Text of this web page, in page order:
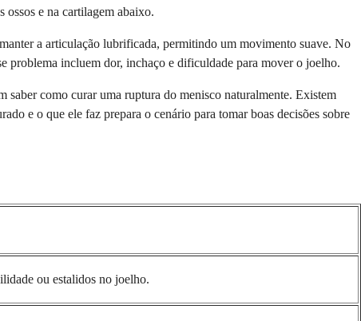
ossos e na cartilagem abaixo.
a articulação lubrificada, permitindo um movimento suave. No
problema incluem dor, inchaço e dificuldade para mover o joelho.
saber como curar uma ruptura do menisco naturalmente. Existem
e o que ele faz prepara o cenário para tomar boas decisões sobre
ou estalidos no joelho.